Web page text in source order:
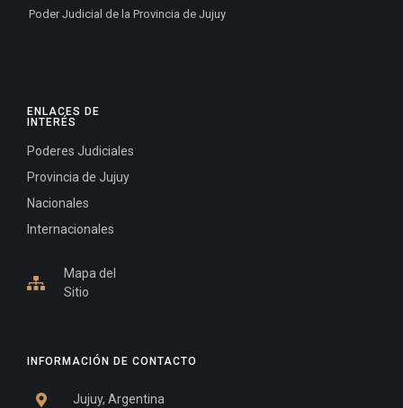
INFORMACIÓN DE CONTACTO
Jujuy, Argentina
ENLACES DE
INTERÉS
Poderes Judiciales
Provincia de Jujuy
Nacionales
Internacionales
Mapa del
Sitio
Poder Judicial de la Provincia de Jujuy